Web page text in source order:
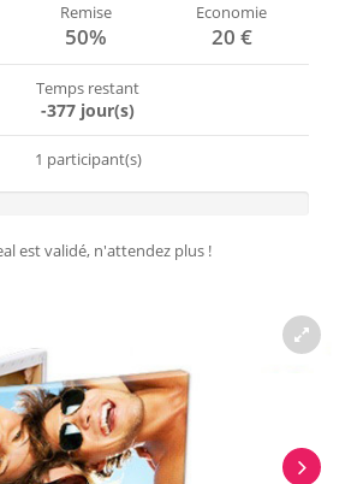
Remise
50%
Economie
20 €
Temps restant
-377 jour(s)
1 participant(s)
est validé, n'attendez plus !